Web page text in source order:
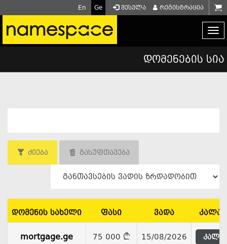
რეგისტრაცია
შესვლა
En Ge
დომენების სია
ძიება გასუფთავება
დომენის სახელი ფასი ვადა
mortgage.ge 75 000 15/08/2026